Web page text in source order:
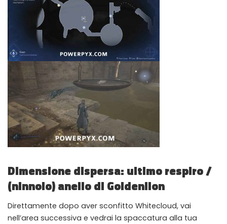
Dimensione dispersa: ultimo respiro /
(ninnolo) anello di Goldenlion
Direttamente dopo aver sconfitto Whitecloud, vai
nell’area successiva e vedrai la spaccatura alla tua